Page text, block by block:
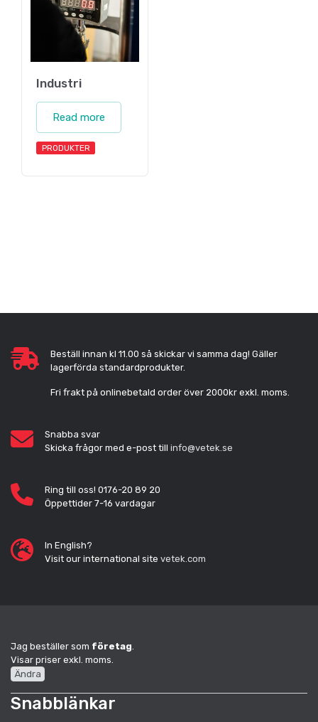
Industri
Read more
PRODUKTER
Beställ innan kl 11.00 så skickar vi samma dag! Gäller
lagerförda standardprodukter.
Fri frakt på onlinebetald order över 2000kr exkl. moms.
Snabba svar
Skicka frågor med e-post till info@vetek.se
Ring till oss! 0176-20 89 20
Öppettider 7-16 vardagar
In English?
Visit our international site vetek.com
Jag beställer som företag
Visar priser exkl. moms.
Ändra
Snabblänkar